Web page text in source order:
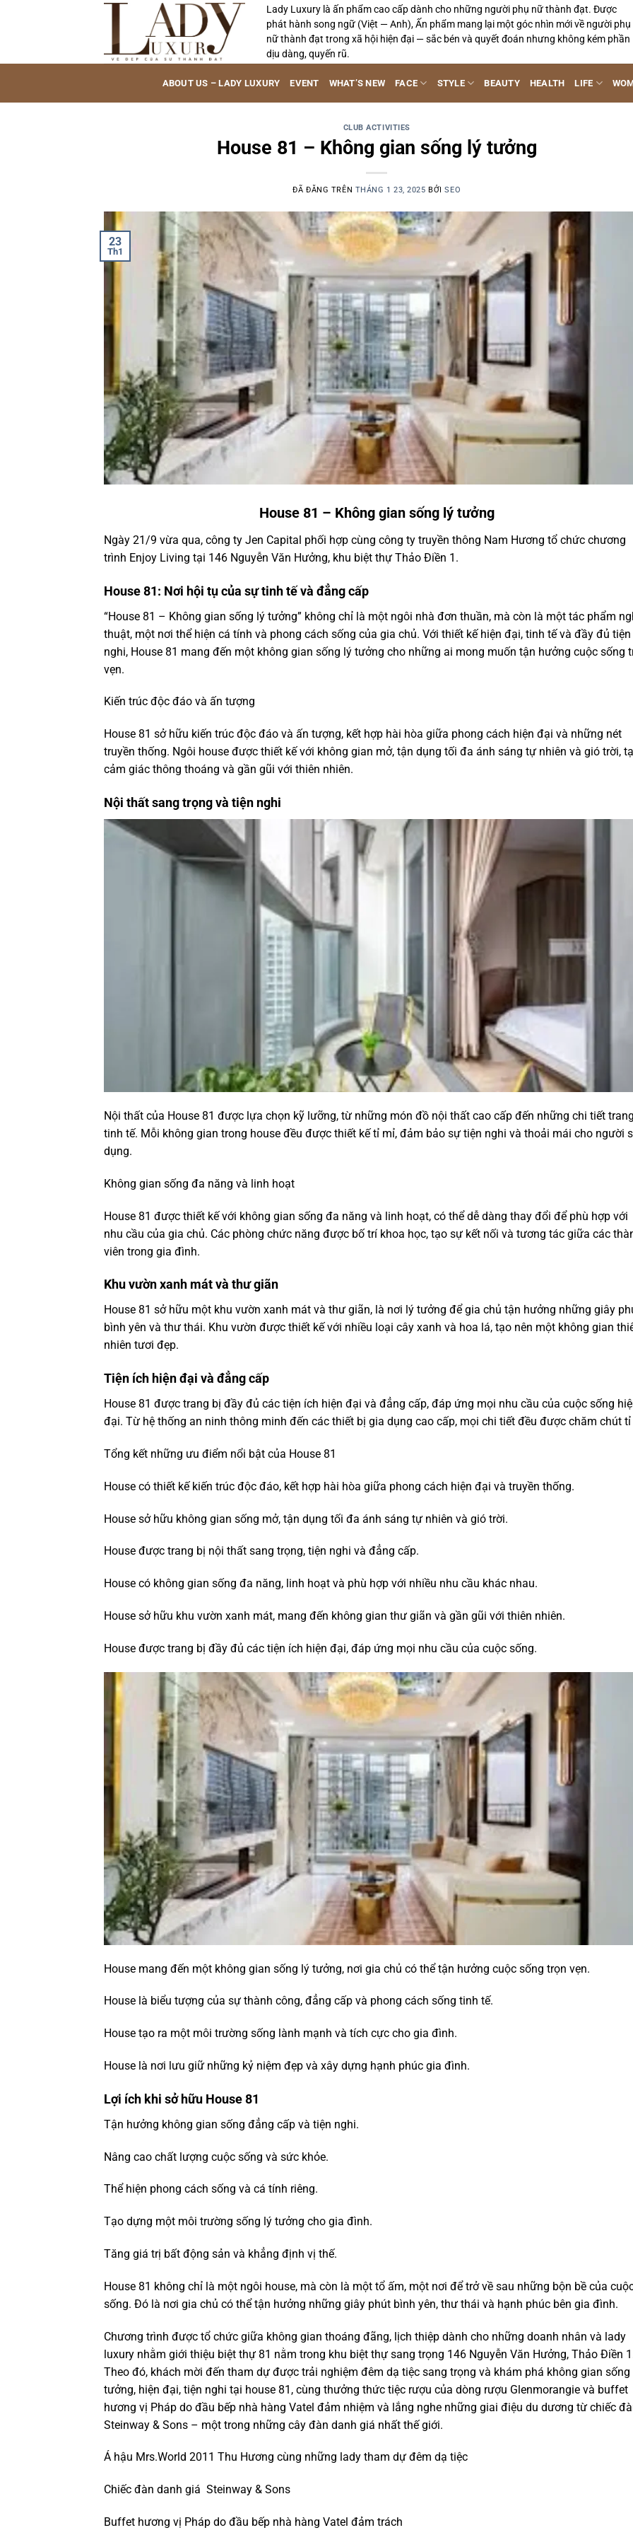
dung
Lady Luxury là ấn phẩm cao cấp dành cho những người phụ nữ thành đạt. Được
phát hành song ngữ (Việt — Anh), Ấn phẩm mang lại một góc nhìn mới về người phụ
nữ thành đạt trong xã hội hiện đại — sắc bén và quyết đoán nhưng không kém phần
dịu dàng, quyến rũ.
ABOUT US – LADY LUXURY EVENT WHAT’S NEW FACE STYLE BEAUTY HEALTH LIFE
CLUB ACTIVITIES
House 81 – Không gian sống lý tưởng
ĐÃ ĐĂNG TRÊN THÁNG 1 23, 2025 BỞISEO
23
Th1
House 81 – Không gian sống lý tưởng
Ngày 21/9 vừa qua, công ty Jen Capital phối hợp cùng công ty truyền thông Nam Hương tổ chức chương
trình Enjoy Living tại 146 Nguyễn Văn Hưởng, khu biệt thự Thảo Điền 1.
House 81: Nơi hội tụ của sự tinh tế và đẳng cấp
“House 81 – Không gian sống lý tưởng” không chỉ là một ngôi nhà đơn thuần, mà còn là một tác phẩm
thuật, một nơi thể hiện cá tính và phong cách sống của gia chủ. Với thiết kế hiện đại, tinh tế và đầy đủ tiện
nghi, House 81 mang đến một không gian sống lý tưởng cho những ai mong muốn tận hưởng cuộc sống
vẹn.
Kiến trúc độc đáo và ấn tượng
House 81 sở hữu kiến trúc độc đáo và ấn tượng, kết hợp hài hòa giữa phong cách hiện đại và những nét
truyền thống. Ngôi house được thiết kế với không gian mở, tận dụng tối đa ánh sáng tự nhiên và gió trời,
cảm giác thông thoáng và gần gũi với thiên nhiên.
Nội thất sang trọng và tiện nghi
Nội thất của House 81 được lựa chọn kỹ lưỡng, từ những món đồ nội thất cao cấp đến những chi tiết
tinh tế. Mỗi không gian trong house đều được thiết kế tỉ mỉ, đảm bảo sự tiện nghi và thoải mái cho người
dụng.
Không gian sống đa năng và linh hoạt
House 81 được thiết kế với không gian sống đa năng và linh hoạt, có thể dễ dàng thay đổi để phù hợp với
nhu cầu của gia chủ. Các phòng chức năng được bố trí khoa học, tạo sự kết nối và tương tác giữa các
viên trong gia đình.
Khu vườn xanh mát và thư giãn
House 81 sở hữu một khu vườn xanh mát và thư giãn, là nơi lý tưởng để gia chủ tận hưởng những giây
bình yên và thư thái. Khu vườn được thiết kế với nhiều loại cây xanh và hoa lá, tạo nên một không gian
nhiên tươi đẹp.
Tiện ích hiện đại và đẳng cấp
House 81 được trang bị đầy đủ các tiện ích hiện đại và đẳng cấp, đáp ứng mọi nhu cầu của cuộc sống
đại. Từ hệ thống an ninh thông minh đến các thiết bị gia dụng cao cấp, mọi chi tiết đều được chăm chút tỉ
Tổng kết những ưu điểm nổi bật của House 81
House có thiết kế kiến trúc độc đáo, kết hợp hài hòa giữa phong cách hiện đại và truyền thống.
House sở hữu không gian sống mở, tận dụng tối đa ánh sáng tự nhiên và gió trời.
House được trang bị nội thất sang trọng, tiện nghi và đẳng cấp.
House có không gian sống đa năng, linh hoạt và phù hợp với nhiều nhu cầu khác nhau.
House sở hữu khu vườn xanh mát, mang đến không gian thư giãn và gần gũi với thiên nhiên.
House được trang bị đầy đủ các tiện ích hiện đại, đáp ứng mọi nhu cầu của cuộc sống.
House mang đến một không gian sống lý tưởng, nơi gia chủ có thể tận hưởng cuộc sống trọn vẹn.
House là biểu tượng của sự thành công, đẳng cấp và phong cách sống tinh tế.
House tạo ra một môi trường sống lành mạnh và tích cực cho gia đình.
House là nơi lưu giữ những kỷ niệm đẹp và xây dựng hạnh phúc gia đình.
Lợi ích khi sở hữu House 81
Tận hưởng không gian sống đẳng cấp và tiện nghi.
Nâng cao chất lượng cuộc sống và sức khỏe.
Thể hiện phong cách sống và cá tính riêng.
Tạo dựng một môi trường sống lý tưởng cho gia đình.
Tăng giá trị bất động sản và khẳng định vị thế.
House 81 không chỉ là một ngôi house, mà còn là một tổ ấm, một nơi để trở về sau những bộn bề của
sống. Đó là nơi gia chủ có thể tận hưởng những giây phút bình yên, thư thái và hạnh phúc bên gia đình.
Chương trình được tổ chức giữa không gian thoáng đãng, lịch thiệp dành cho những doanh nhân và lady
luxury nhằm giới thiệu biệt thự 81 nằm trong khu biệt thự sang trọng 146 Nguyễn Văn Hưởng, Thảo Điền
Theo đó, khách mời đến tham dự được trải nghiệm đêm dạ tiệc sang trọng và khám phá không gian sống
tưởng, hiện đại, tiện nghi tại house 81, cùng thưởng thức tiệc rượu của dòng rượu Glenmorangie và buffet
hương vị Pháp do đầu bếp nhà hàng Vatel đảm nhiệm và lắng nghe những giai điệu du dương từ chiếc
Steinway & Sons – một trong những cây đàn danh giá nhất thế giới.
Á hậu Mrs.World 2011 Thu Hương cùng những lady tham dự đêm dạ tiệc
Chiếc đàn danh giá Steinway & Sons
Buffet hương vị Pháp do đầu bếp nhà hàng Vatel đảm trách